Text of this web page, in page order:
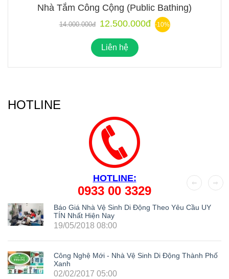
Nhà Tắm Công Cộng (Public Bathing)
14.000.000đ 12.500.000đ -10%
Liên hệ
HOTLINE
HOTLINE:
0933 00 3329
Báo Giá Nhà Vệ Sinh Di Động Theo Yêu Cầu UY
TÍN Nhất Hiện Nay
19/05/2018 08:00
Công Nghệ Mới - Nhà Vệ Sinh Di Động Thành Phố
Xanh
02/02/2017 05:00